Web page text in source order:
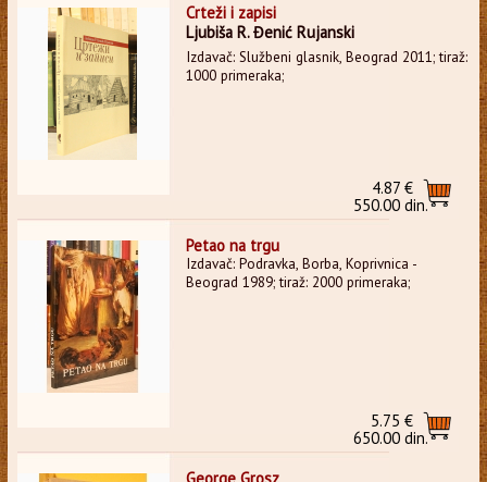
Crteži i zapisi
Ljubiša R. Đenić Rujanski
Izdavač: Službeni glasnik, Beograd 2011; tiraž:
1000 primeraka;
4.87 €
550.00 din.
Petao na trgu
Izdavač: Podravka, Borba, Koprivnica -
Beograd 1989; tiraž: 2000 primeraka;
5.75 €
650.00 din.